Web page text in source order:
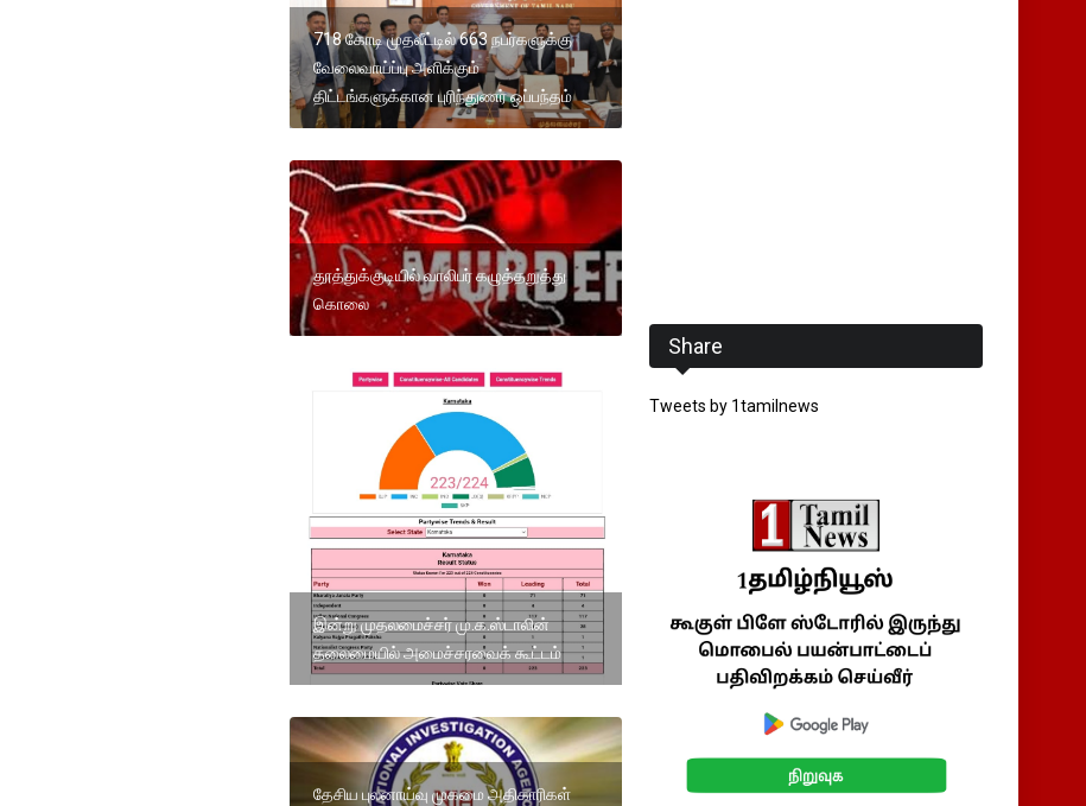
718 கோடி முதலீட்டில் 663 நபர்களுக்கு
வேலைவாய்ப்பு அளிக்கும்
திட்டங்களுக்கான புரிந்துணர் ஒப்பந்தம்
தூத்துக்குடியில் வாலிபர் கழுத்தறுத்து
கொலை
இன்று முதலமைச்சர் மு.க.ஸ்டாலின்
தலைமையில் அமைச்சரவைக் கூட்டம்
தேசிய புலனாய்வு முகமை அதிகாரிகள்
Share
Tweets by 1tamilnews